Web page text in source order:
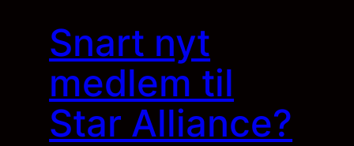
Snart nyt
medlem til
Star Alliance?